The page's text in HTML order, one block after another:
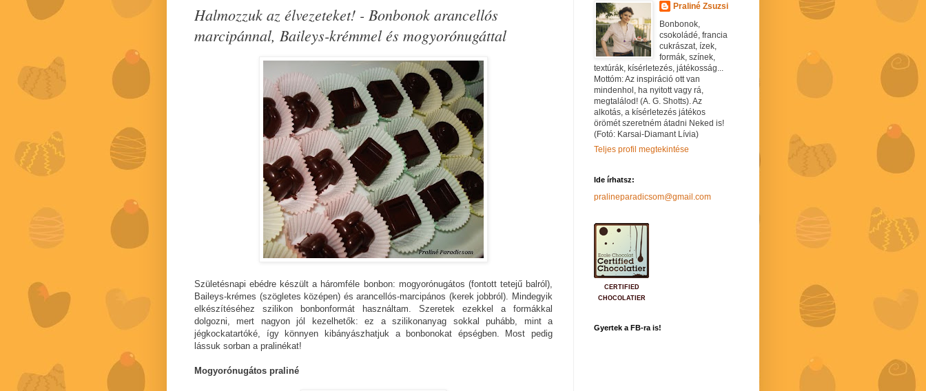
Halmozzuk az élvezeteket! - Bonbonok arancellós
marcipánnal, Baileys-krémmel és mogyorónugáttal
Születésnapi ebédre készült a háromféle bonbon: mogyorónugátos (fontott tetejű balról),
Baileys-krémes (szögletes középen) és arancellós-marcipános (kerek jobbról). Mindegyik
elkészítéséhez szilikon bonbonformát használtam. Szeretek ezekkel a formákkal
dolgozni, mert nagyon jól kezelhetők: ez a szilikonanyag sokkal puhább, mint a
jégkockatartóké, így könnyen kibányászhatjuk a bonbonokat épségben. Most pedig
lássuk sorban a pralinékat!
Mogyorónugátos praliné
Praliné Zsuzsi
Bonbonok,
csokoládé, francia
cukrászat, ízek,
formák, színek,
textúrák, kísérletezés, játékosság...
Mottóm: Az inspiráció ott van
mindenhol, ha nyitott vagy rá,
megtalálod! (A. G. Shotts). Az
alkotás, a kísérletezés játékos
örömét szeretném átadni Neked is!
(Fotó: Karsai-Diamant Lívia)
Teljes profil megtekintése
Ide írhatsz:
pralineparadicsom@gmail.com
CERTIFIED
CHOCOLATIER
Gyertek a FB-ra is!